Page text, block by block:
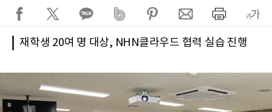
재학생 20여 명 대상, NHN클라우드 협력 실습 진행